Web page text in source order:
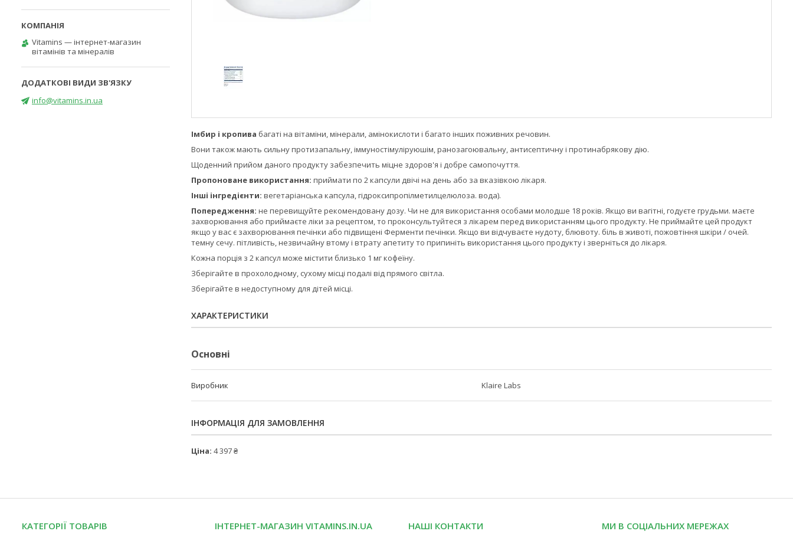
Імбир і кропива багаті на вітаміни, мінерали, амінокислоти і багато інших поживних речовин.
Вони також мають сильну протизапальну, іммуностімуліруюшім, ранозагоювальну, антисептичну і протинабрякову дію.
Щоденний прийом даного продукту забезпечить міцне здоров'я і добре самопочуття.
Пропоноване використання: приймати по 2 капсули двічі на день або за вказівкою лікаря.
Інші інгредієнти: вегетаріанська капсула, гідроксипропілметилцелюлоза. вода).
Попередження: не перевищуйте рекомендовану дозу. Чи не для використання особами молодше 18 років. Якщо ви вагітні, годуєте грудьми. маєте
захворювання або приймаєте ліки за рецептом, то проконсультуйтеся з лікарем перед використанням цього продукту. Не приймайте цей продукт
якщо у вас є захворювання печінки або підвищені Ферменти печінки. Якщо ви відчуваєте нудоту, блювоту. біль в животі, пожовтіння шкіри / очей.
темну сечу. пітливість, незвичайну втому і втрату апетиту то припиніть використання цього продукту і зверніться до лікаря.
Кожна порція з 2 капсул може містити близько 1 мг кофеїну.
Зберігайте в прохолодному, сухому місці подалі від прямого світла.
Зберігайте в недоступному для дітей місці.
ХАРАКТЕРИСТИКИ
Основні
Виробник Klaire Labs
ІНФОРМАЦІЯ ДЛЯ ЗАМОВЛЕННЯ
Ціна: 4 397 ₴
Vitamins — інтернет-магазин
вітамінів та мінералів
info@vitamins.in.ua
КАТЕГОРІЇ ТОВАРІВ ІНТЕРНЕТ-МАГАЗИН VITAMINS.IN.UA НАШІ КОНТАКТИ МИ В СОЦІАЛЬНИХ МЕРЕЖАХ